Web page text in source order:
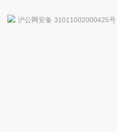
沪公网安备 31011002000425号